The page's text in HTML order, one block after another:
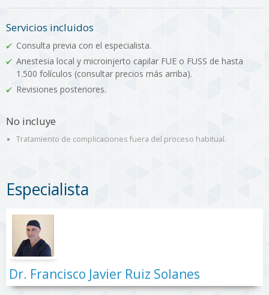
Servicios incluidos
Consulta previa con el especialista.
Anestesia local y microinjerto capilar FUE o FUSS de hasta
1.500 folículos (consultar precios más arriba).
Revisiones posteriores.
No incluye
Tratamiento de complicaciones fuera del proceso habitual.
Especialista
Dr. Francisco Javier Ruiz Solanes